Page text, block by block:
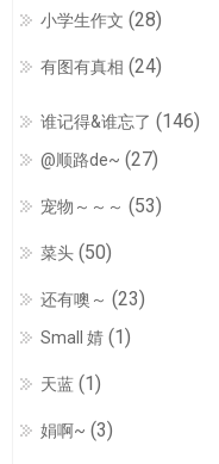
小学生作文 (28)
有图有真相 (24)
谁记得&谁忘了 (146)
@顺路de~ (27)
宠物～～～ (53)
菜头 (50)
还有噢～ (23)
Small 婧 (1)
天蓝 (1)
娟啊~ (3)